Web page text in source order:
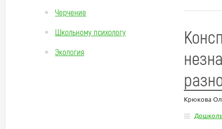
Черчение
Школьному психологу
Экология
Крюкова